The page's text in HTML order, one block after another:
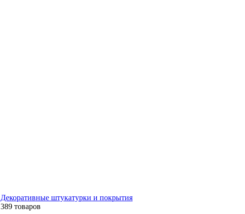
Декоративные штукатурки и покрытия
389 товаров